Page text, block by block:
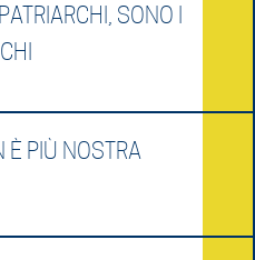
SONO I
È PIÙ NOSTRA